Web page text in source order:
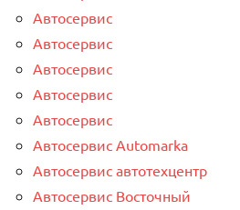
Автосервис
Автосервис
Автосервис
Автосервис
Автосервис
Автосервис Automarka
Автосервис автотехцентр
Автосервис Восточный